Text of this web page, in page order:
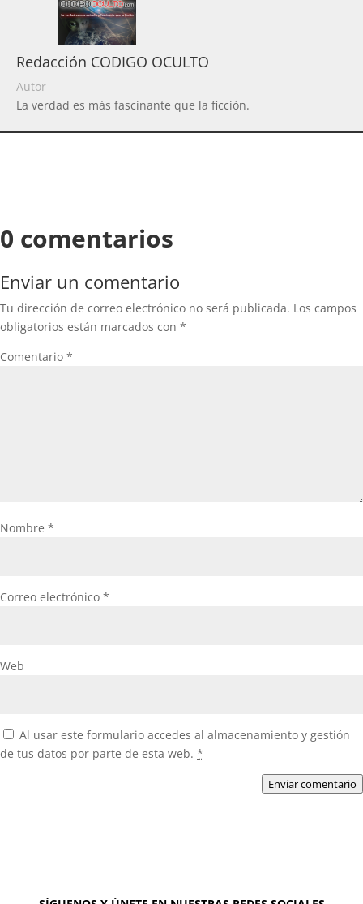
Redacción CODIGO OCULTO
Autor
La verdad es más fascinante que la ficción.
0 comentarios
Enviar un comentario
Tu dirección de correo electrónico no será publicada. Los campos
obligatorios están marcados con *
Comentario *
Nombre *
Correo electrónico *
Web
Al usar este formulario accedes al almacenamiento y gestión
de tus datos por parte de esta web. *
Enviar comentario